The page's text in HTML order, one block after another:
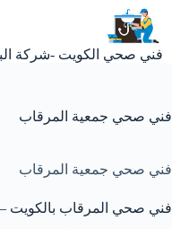
التجاوز
المحتوى
فني صحي الكويت -شركة
فني صحي جمعية المرقاب
فني صحي جمعية المرقاب
فني صحي المرقاب بالكويت